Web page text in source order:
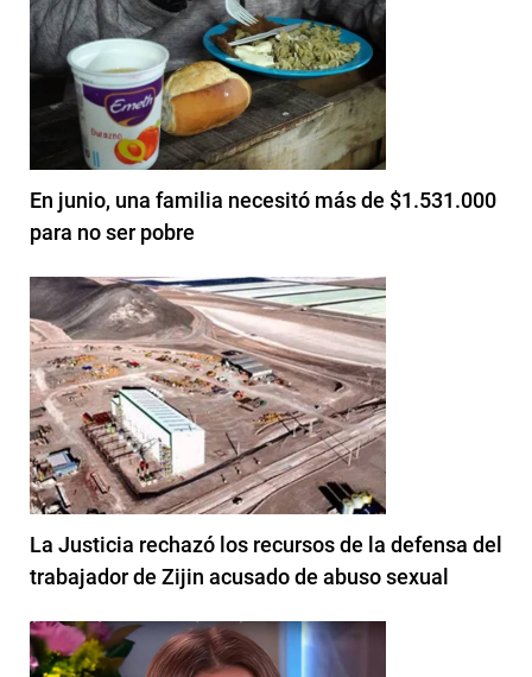
En junio, una familia necesitó más de $1.531.000
para no ser pobre
La Justicia rechazó los recursos de la defensa del
trabajador de Zijin acusado de abuso sexual